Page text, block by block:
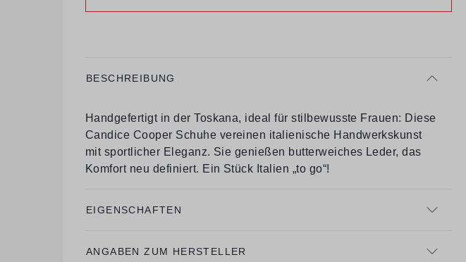
BESCHREIBUNG
Handgefertigt in der Toskana, ideal für stilbewusste Frauen: Diese
Candice Cooper Schuhe vereinen italienische Handwerkskunst
mit sportlicher Eleganz. Sie genießen butterweiches Leder, das
Komfort neu definiert. Ein Stück Italien „to go“!
EIGENSCHAFTEN
ANGABEN ZUM HERSTELLER